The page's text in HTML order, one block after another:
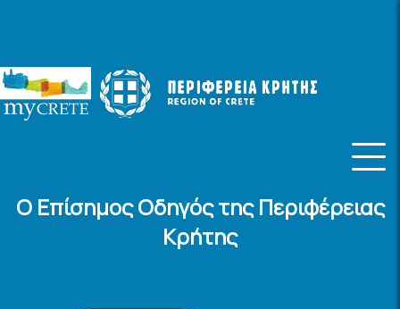
Ο Επίσημος Οδηγός της Περιφέρειας
Κρήτης